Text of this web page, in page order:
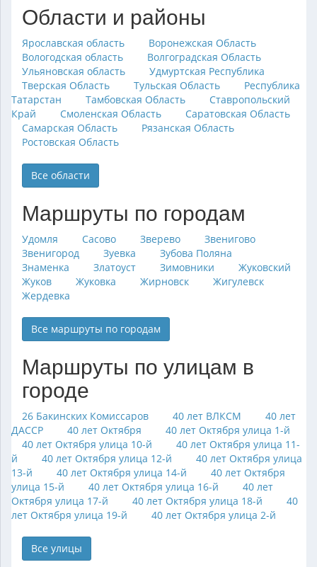
Области и районы
Ярославская область
Воронежская Область
Вологодская область
Волгоградская Область
Ульяновская область
Удмуртская Республика
Тверская Область
Тульская Область
Республика
Татарстан
Тамбовская Область
Ставропольский
Край
Смоленская Область
Саратовская Область
Самарская Область
Рязанская Область
Ростовская Область
Все области
Маршруты по городам
Удомля Сасово Зверево
Звенигово
Звенигород
Зуевка
Зубова Поляна
Знаменка
Златоуст Зимовники
Жуковский
Жуков
Жуковка Жирновск
Жигулевск
Жердевка
Все маршруты по городам
Маршруты по улицам в
городе
26 Бакинских Комиссаров 40 лет ВЛКСМ
40 лет
ДАССР
40 лет Октября
40 лет Октября улица 1-й
40 лет Октября улица 10-й
40 лет Октября улица 11-
й
40 лет Октября улица 12-й
40 лет Октября улица
13-й
40 лет Октября улица 14-й
40 лет Октября
улица 15-й
40 лет Октября улица 16-й
40 лет
Октября улица 17-й
40 лет Октября улица 18-й
40
лет Октября улица 19-й
40 лет Октября улица 2-й
Все улицы